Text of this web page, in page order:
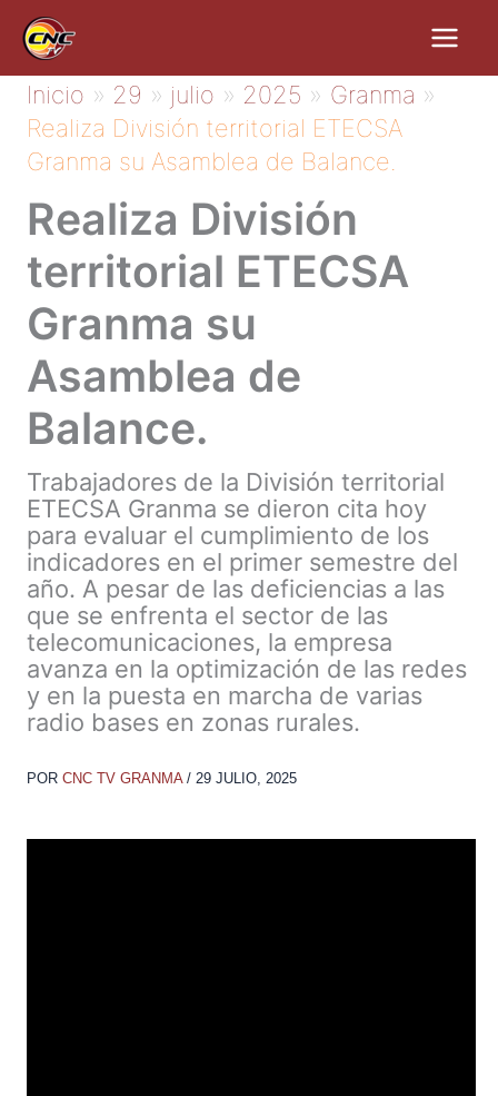
contenido
Inicio 29 julio 2025
Granma
Realiza División territorial ETECSA
Granma su Asamblea de Balance.
Realiza División
territorial ETECSA
Granma su
Asamblea de
Balance.
Trabajadores de la División territorial
ETECSA Granma se dieron cita hoy
para evaluar el cumplimiento de los
indicadores en el primer semestre del
año. A pesar de las deficiencias a las
que se enfrenta el sector de las
telecomunicaciones, la empresa
avanza en la optimización de las redes
y en la puesta en marcha de varias
radio bases en zonas rurales.
POR CNC TV GRANMA / 29 JULIO, 2025